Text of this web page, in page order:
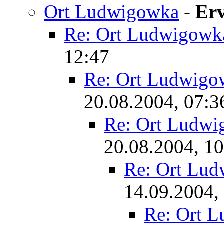
Ort Ludwigowka -
Re: Ort
12:47
Re: Ort
20.08.2004,
Re: Ort
20.08.2004,
Re: Ort
Re: Ort